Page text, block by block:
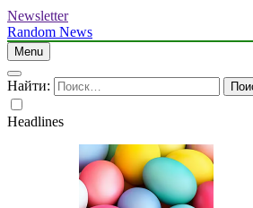
Newsletter
Random News
Menu
Найти:
Headlines